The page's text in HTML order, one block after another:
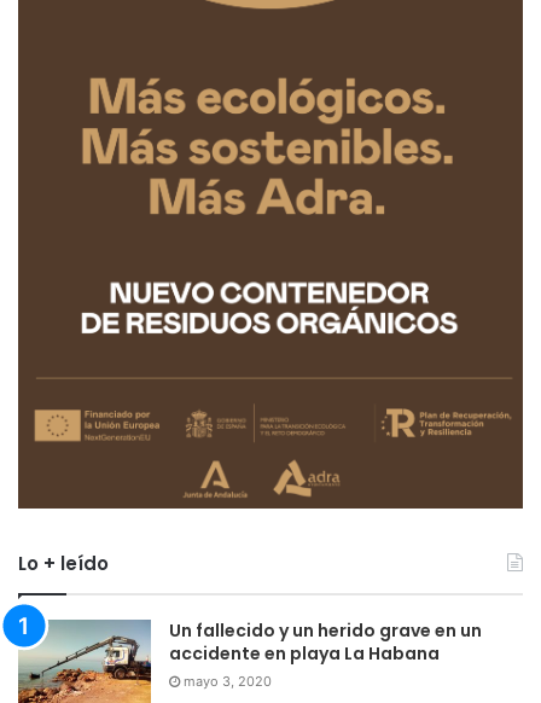
Lo + leído
Un fallecido y un herido grave en un
accidente en playa La Habana
mayo 3, 2020